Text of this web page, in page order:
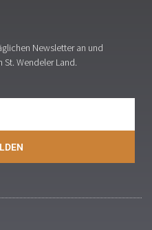
Newsletter an und
Wendeler Land.